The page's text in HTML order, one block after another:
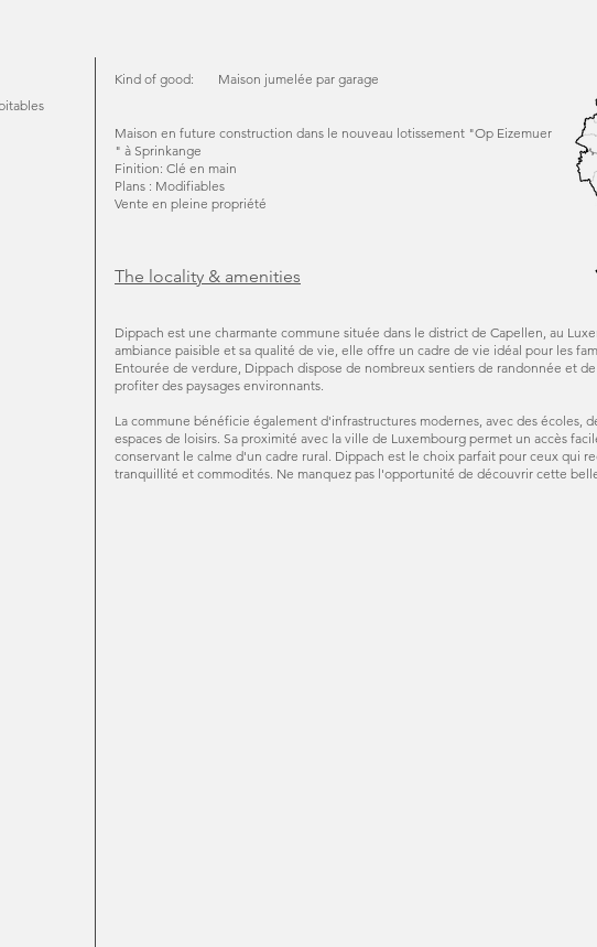
Maison jumelée par garage
Maison en future construction dans le nouveau lotissement "Op Eizemuer
" à Sprinkange
Finition: Clé en main
Plans : Modifiables
Vente en pleine propriété
Kind of good:
The locality & amenities
Dippach est une charmante commune située dans le district de Capellen, au
ambiance paisible et sa qualité de vie, elle offre un cadre de vie idéal pour les
Entourée de verdure, Dippach dispose de nombreux sentiers de randonnée et
profiter des paysages environnants.
La commune bénéficie également d'infrastructures modernes, avec des écoles,
espaces de loisirs. Sa proximité avec la ville de Luxembourg permet un accès
conservant le calme d'un cadre rural. Dippach est le choix parfait pour ceux qui
tranquillité et commodités. Ne manquez pas l'opportunité de découvrir cette